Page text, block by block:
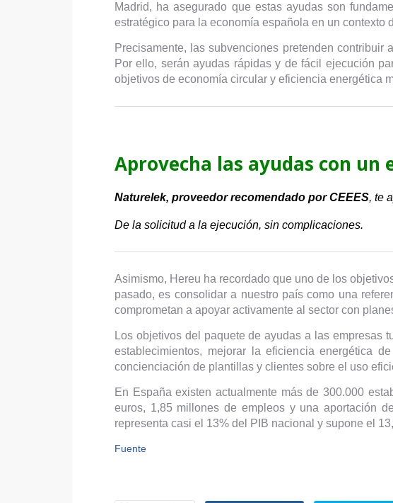
Madrid, ha asegurado que estas ayudas son
estratégico para la economía española en un contexto
Precisamente, las subvenciones pretenden
Por ello, serán ayudas rápidas y de fácil ejecución
objetivos de economía circular y eficiencia energética
Aprovecha las ayudas con un
Naturelek, proveedor recomendado por CEEES, te
De la solicitud a la ejecución, sin complicaciones.
Asimismo, Hereu ha recordado que uno de los
pasado, es consolidar a nuestro país como una
comprometan a apoyar activamente al sector con
Los objetivos del paquete de ayudas a las empresas
establecimientos, mejorar la eficiencia energética
concienciación de plantillas y clientes sobre el uso
En España existen actualmente más de 300.000
euros, 1,85 millones de empleos y una aportación
representa casi el 13% del PIB nacional y supone el
Fuente